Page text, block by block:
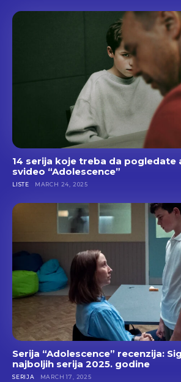
14 serija koje treba da pogledate
svideo “Adolescence”
LISTE MARCH 24, 2025
Serija “Adolescence” recenzija:
najboljih serija 2025. godine
SERIJA MARCH 17, 2025